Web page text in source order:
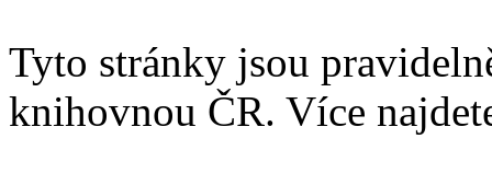
Tyto stránky jsou
knihovnou ČR. Více